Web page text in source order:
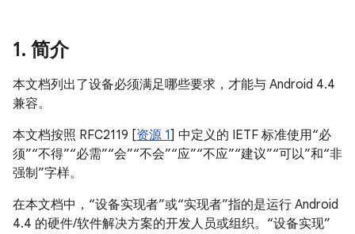
1. 简介
本文档列出了设备必须满足哪些要求，才能与 Android 4.4
兼容。
本文档按照 RFC2119 [资源 1] 中定义的 IETF 标准使用“必
须”“不得”“必需”“会”“不会”“应”“不应”“建议”“可以”和“非
强制”字样。
在本文档中，“设备实现者”或“实现者”指的是运行 Android
4.4 的硬件/软件解决方案的开发人员或组织。“设备实现”